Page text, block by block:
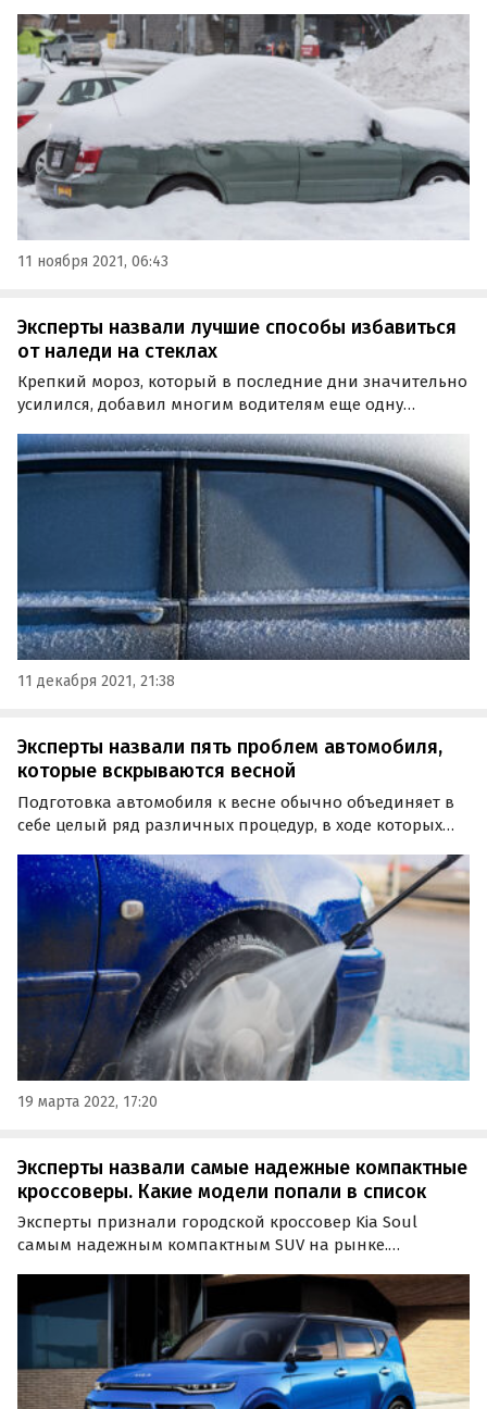
процедуры становятся все актуальнее.
11 ноября 2021, 06:43
Эксперты назвали лучшие способы избавиться
от наледи на стеклах
Крепкий мороз, который в последние дни значительно
усилился, добавил многим водителям еще одну
стекла. О способах эффективно избавиться от наледи
не в ущерб кошельку рассказала «Российская газета».
11 декабря 2021, 21:38
Эксперты назвали пять проблем автомобиля,
которые вскрываются весной
Подготовка автомобиля к весне обычно объединяет в
себе целый ряд различных процедур, в ходе которых
неисправности, которые легко можно было не
заметить зимой.
19 марта 2022, 17:20
Эксперты назвали самые надежные компактные
кроссоверы. Какие модели попали в список
Эксперты признали городской кроссовер Kia Soul
самым надежным компактным SUV на рынке.
надежности с показателем в 100%, сообщают
«Автоновости дня» со ссылкой на данные портала